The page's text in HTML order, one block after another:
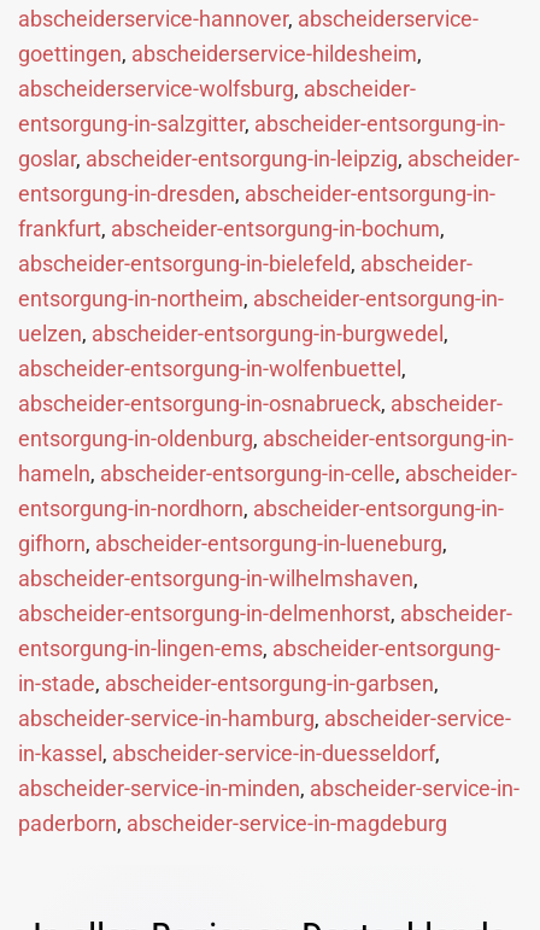
abscheiderservice-hannover, abscheiderservice-
goettingen, abscheiderservice-hildesheim,
abscheiderservice-wolfsburg, abscheider-
entsorgung-in-salzgitter, abscheider-entsorgung-in-
goslar, abscheider-entsorgung-in-leipzig, abscheider-
entsorgung-in-dresden, abscheider-entsorgung-in-
frankfurt, abscheider-entsorgung-in-bochum,
abscheider-entsorgung-in-bielefeld, abscheider-
entsorgung-in-northeim, abscheider-entsorgung-in-
uelzen, abscheider-entsorgung-in-burgwedel ,
abscheider-entsorgung-in-wolfenbuettel ,
abscheider-entsorgung-in-osnabrueck, abscheider-
entsorgung-in-oldenburg, abscheider-entsorgung-in-
hameln, abscheider-entsorgung-in-celle, abscheider-
entsorgung-in-nordhorn, abscheider-entsorgung-in-
gifhorn, abscheider-entsorgung-in-lueneburg,
abscheider-entsorgung-in-wilhelmshaven,
abscheider-entsorgung-in-delmenhorst, abscheider-
entsorgung-in-lingen-ems, abscheider-entsorgung-
in-stade, abscheider-entsorgung-in-garbsen,
abscheider-service-in-hamburg, abscheider-service-
in-kassel , abscheider-service-in-duesseldorf,
abscheider-service-in-minden, abscheider-service-in-
paderborn, abscheider-service-in-magdeburg